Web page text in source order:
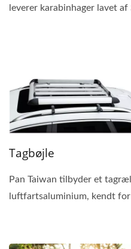
leverer karabinhager lavet af
Tagbøjle
Pan Taiwan tilbyder et
luftfartsaluminium, kendt